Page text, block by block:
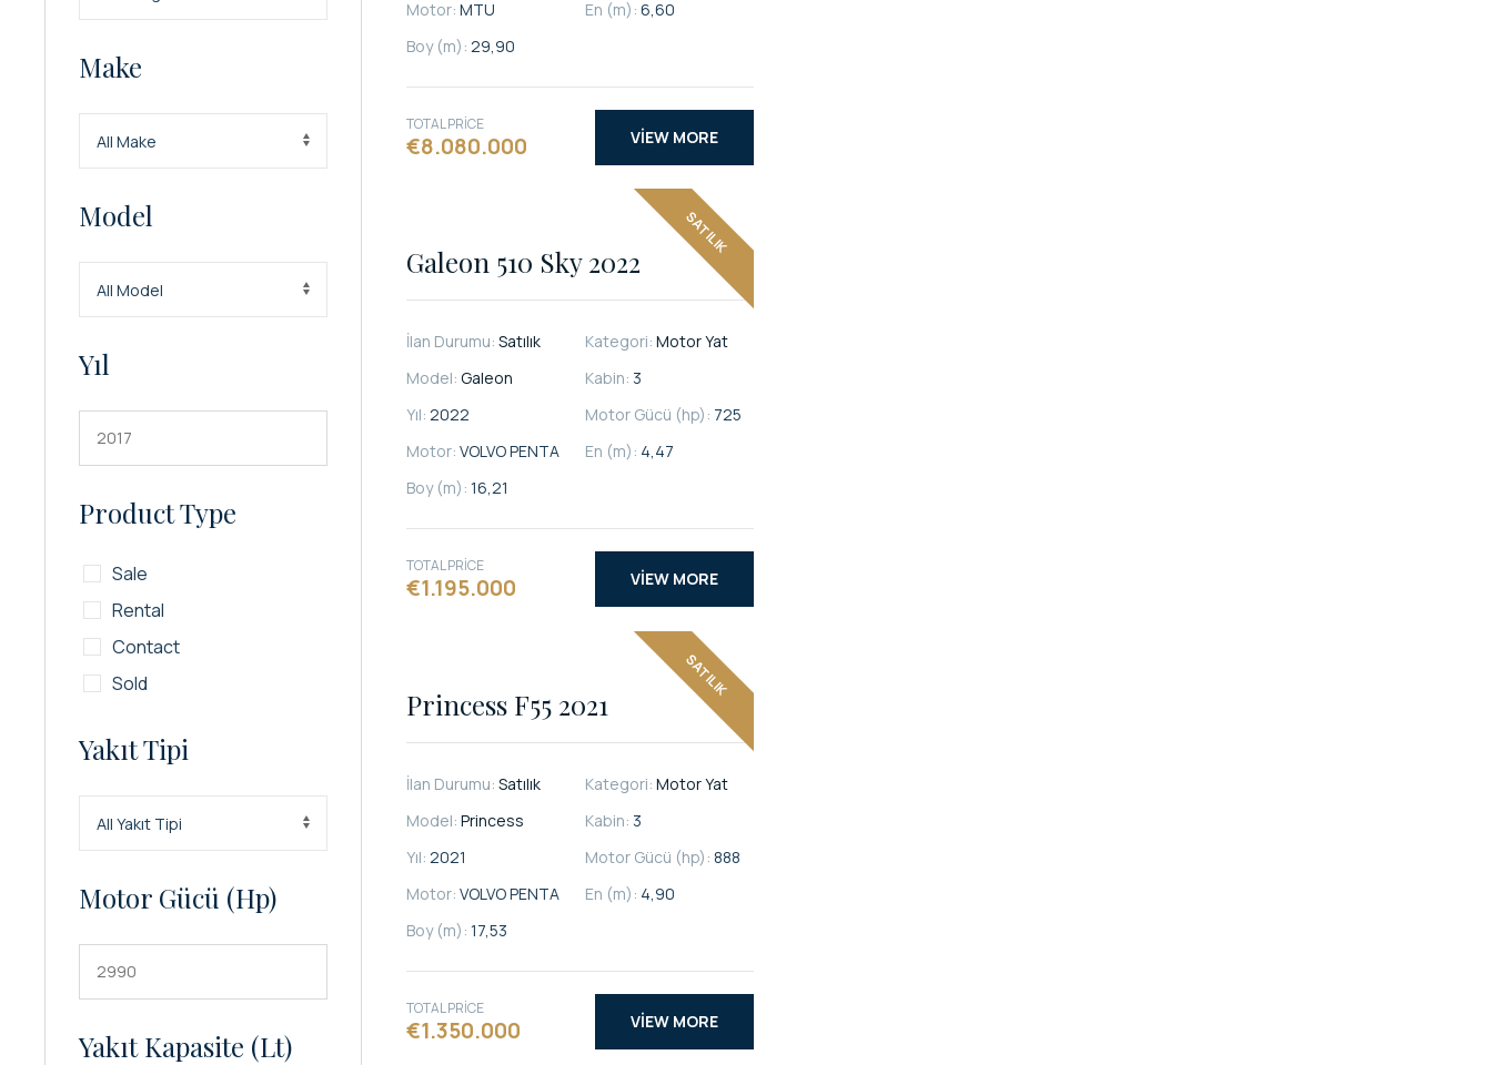
Make
Model
Yıl
Product Type
Sale
Rental
Contact
Sold
Yakıt Tipi
Motor Gücü (hp)
Yakıt Kapasite (lt)
Motor: MTU En (m):6,60
Boy (m): 29,90
TOTAL PRICE
€8.080.000 VIEW MORE
SATILIK
Galeon 510 Sky 2022
İlan Durumu: Satılık Kategori:Motor Yat
Model: Galeon Kabin: 3
Yıl: 2022 Motor Gücü (hp): 725
Motor: VOLVO PENTA En (m): 4,47
Boy (m): 16,21
TOTAL PRICE
€1.195.000 VIEW MORE
SATILIK
Princess F55 2021
İlan Durumu: Satılık Kategori:Motor Yat
Model: Princess Kabin: 3
Yıl: 2021 Motor Gücü (hp):888
Motor: VOLVO PENTA En (m): 4,90
Boy (m): 17,53
TOTAL PRICE
€1.350.000 VIEW MORE